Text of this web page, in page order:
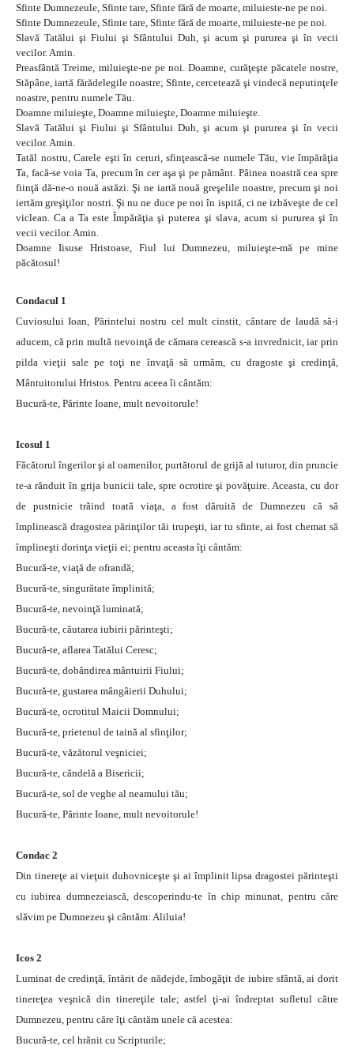
Sfinte Dumnezeule, Sfinte tare, Sfinte fără de moarte, miluieste-ne pe noi.
Sfinte Dumnezeule, Sfinte tare, Sfinte fără de moarte, miluieste-ne pe noi.
Slavă Tatălui şi Fiului şi Sfântului Duh, şi acum şi pururea şi în vecii
vecilor. Amin.
Preasfântă Treime, miluieşte-ne pe noi. Doamne, curăţeşte păcatele nostre,
Stăpâne, iartă fărădelegile noastre; Sfinte, cercetează şi vindecă neputinţele
noastre, pentru numele Tău.
Doamne miluieşte, Doamne miluieşte, Doamne miluieşte.
Slavă Tatălui şi Fiului şi Sfântului Duh, şi acum şi pururea şi în vecii
vecilor. Amin.
Tatăl nostru, Carele eşti în ceruri, sfinţească-se numele Tău, vie împărăţia
Ta, facă-se voia Ta, precum în cer aşa şi pe pământ. Pâinea noastră cea spre
fiinţă dă-ne-o nouă astăzi. Şi ne iartă nouă greşelile noastre, precum şi noi
iertăm greşiţilor nostri. Şi nu ne duce pe noi în ispită, ci ne izbăveşte de cel
viclean. Ca a Ta este Împărăţia şi puterea şi slava, acum si pururea şi în
vecii vecilor. Amin.
Doamne Iisuse Hristoase, Fiul lui Dumnezeu, miluieşte-mă pe mine
păcătosul!
Condacul 1
Cuviosului Ioan, Părintelui nostru cel mult cinstit, cântare de laudă să-i
aducem, că prin multă nevoinţă de cămara cerească s-a invrednicit, iar prin
pilda vieţii sale pe toţi ne învaţă să urmăm, cu dragoste şi credinţă,
Mântuitorului Hristos. Pentru aceea îi cântăm:
Bucură-te, Părinte Ioane, mult nevoitorule!
Icosul 1
Făcătorul îngerilor şi al oamenilor, purtătorul de grijă al tuturor, din pruncie
te-a rânduit în grija bunicii tale, spre ocrotire şi povăţuire. Aceasta, cu dor
de pustnicie trăind toată viaţa, a fost dăruită de Dumnezeu că să
împlinească dragostea părinţilor tăi trupeşti, iar tu sfinte, ai fost chemat să
împlineşti dorinţa vieţii ei; pentru aceasta îţi cântăm:
Bucură-te, viaţă de ofrandă;
Bucură-te, singurătate împlinită;
Bucură-te, nevoinţă luminată;
Bucură-te, căutarea iubirii părinteşti;
Bucură-te, aflarea Tatălui Ceresc;
Bucură-te, dobândirea mântuirii Fiului;
Bucură-te, gustarea mângâierii Duhului;
Bucură-te, ocrotitul Maicii Domnului;
Bucură-te, prietenul de taină al sfinţilor;
Bucură-te, văzătorul veşniciei;
Bucură-te, căndelă a Bisericii;
Bucură-te, sol de veghe al neamului tău;
Bucură-te, Părinte Ioane, mult nevoitorule!
Condac 2
Din tinereţe ai vieţuit duhovniceşte şi ai împlinit lipsa dragostei părinteşti
cu iubirea dumnezeiască, descoperindu-te în chip minunat, pentru căre
slăvim pe Dumnezeu şi cântăm: Aliluia!
Icos 2
Luminat de credinţă, întărit de nădejde, îmbogăţit de iubire sfântă, ai dorit
tinereţea veşnică din tinereţile tale; astfel ţi-ai îndreptat sufletul către
Dumnezeu, pentru căre îţi cântăm unele că acestea:
Bucură-te, cel hrănit cu Scripturile;